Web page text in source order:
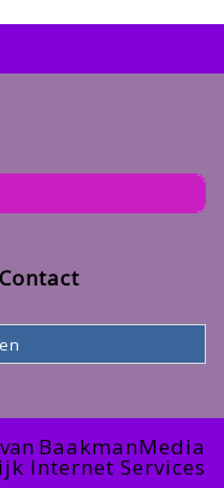
Contact
BaakmanMedia
Internet Services